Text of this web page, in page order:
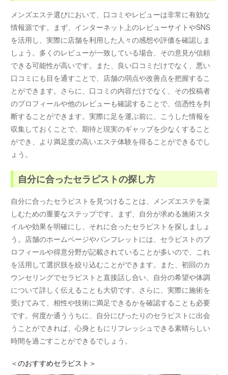
メンズエステ選びにおいて、口コミやレビューは非常に有効な
情報源です。まず、インターネット上のレビューサイトやSNS
を活用し、実際に店舗を利用した人々の感想や評価を確認しま
しょう。多くのレビューが一致している場合、その意見が信頼
できる可能性が高いです。また、良い口コミだけでなく、悪い
口コミにも目を通すことで、店舗の弱点や改善点を把握するこ
とができます。さらに、口コミの内容だけでなく、その投稿者
のプロフィールや他のレビューも確認することで、信憑性を判
断することができます。実際に足を運ぶ前に、こうした情報を
収集しておくことで、期待と現実のギャップを少なくすること
ができ、より満足度の高いエステ体験を得ることができるでし
ょう。
自分に合ったセラピストの探し方
自分に合ったセラピストを見つけることは、メンズエステを楽
しむための重要なステップです。まず、自分が求める施術スタ
イルや効果を明確にし、それに合ったセラピストを探しましょ
う。店舗のホームページやパンフレットには、セラピストのプ
ロフィールや得意分野が記載されていることが多いので、これ
を活用して選択肢を絞り込むことができます。また、初回のカ
ウンセリングでセラピストと直接話し合い、自分の希望や体調
について詳しく伝えることも大切です。さらに、実際に施術を
受けてみて、相性や技術に満足できるかを確認することも必要
です。何度か通ううちに、自分にぴったりのセラピストに出会
うことができれば、心身ともにリフレッシュできる素晴らしい
時間を過ごすことができるでしょう。
＜のおすすめセラピスト＞